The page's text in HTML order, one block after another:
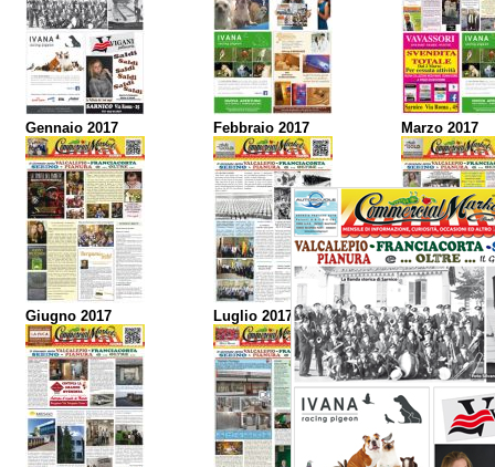
Gennaio 2017 Febbraio 2017 Marzo 2017
Giugno 2017 Luglio 2017 Agosto 2017